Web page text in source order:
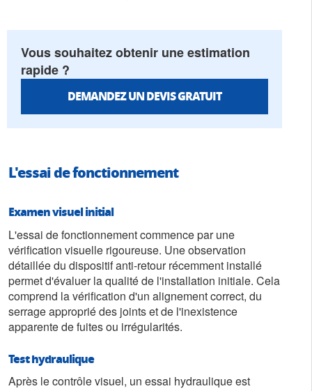
Vous souhaitez obtenir une estimation
rapide ?
DEMANDEZ UN DEVIS GRATUIT
L'essai de fonctionnement
Examen visuel initial
L'essai de fonctionnement commence par une
vérification visuelle rigoureuse. Une observation
détaillée du dispositif anti-retour récemment installé
permet d'évaluer la qualité de l'installation initiale. Cela
comprend la vérification d'un alignement correct, du
serrage approprié des joints et de l'inexistence
apparente de fuites ou irrégularités.
Test hydraulique
Après le contrôle visuel, un essai hydraulique est